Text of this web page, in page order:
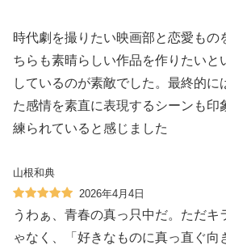
時代劇を撮りたい映画部と恋愛もの
ちらも素晴らしい作品を作りたいと
しているのが素敵でした。最終的に
た感情を素直に表現するシーンも印
練られていると感じました‍️
山根和典
2026年4月4日
うわぁ、青春の真っ只中だ。ただキ
ゃなく、「好きなものに真っ直ぐ向